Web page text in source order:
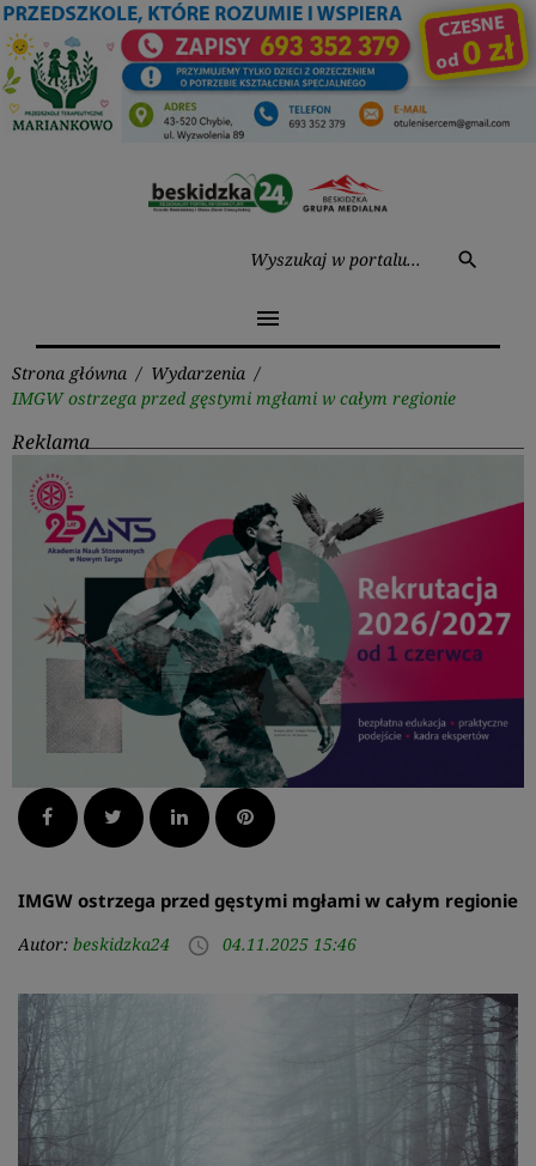
Przejdź
do
treści
search
menu
Strona główna / Wydarzenia /
IMGW ostrzega przed gęstymi mgłami w całym regionie
Reklama
Facebook Twitter LinkedInPinterest
IMGW ostrzega przed gęstymi mgłami w całym regionie
Autor: beskidzka24 access_time 04.11.2025 15:46